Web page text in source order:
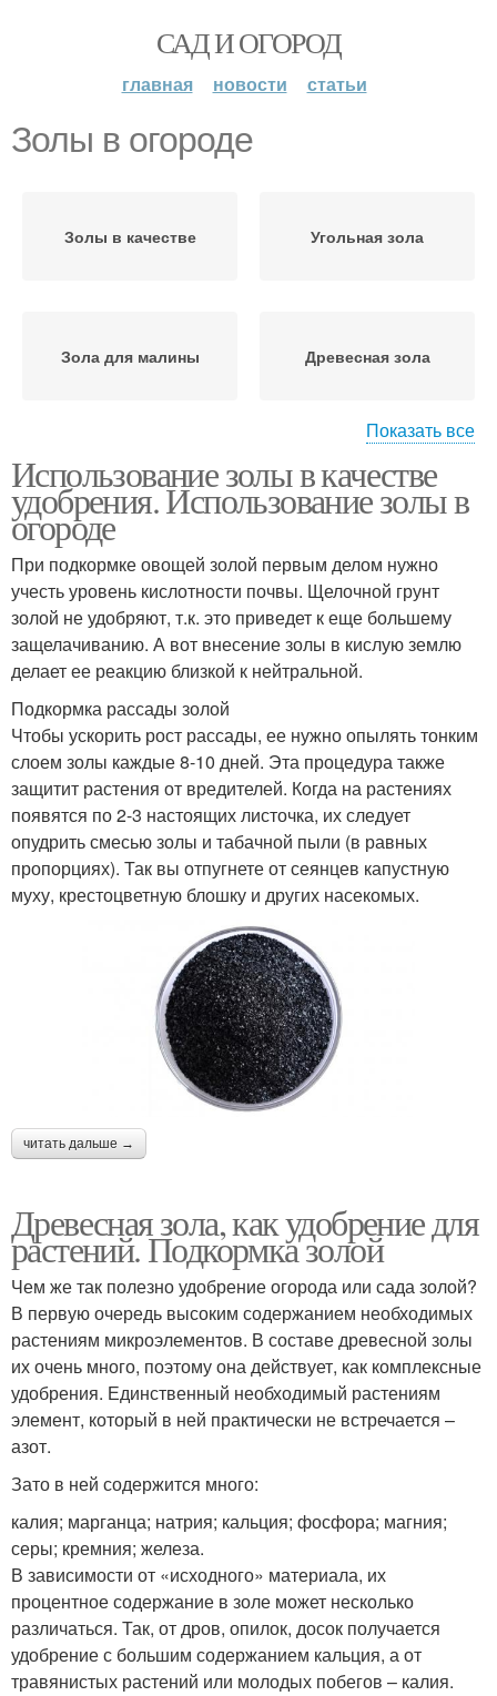
САД И ОГОРОД
главная новости статьи
Золы в огороде
Золы в качестве Угольная зола
Зола для малины Древесная зола
Зола для огурцов Зола в саду
Золы на огороде Зола в борьбе
Показать все
Использование золы в качестве
удобрения. Использование золы в
огороде
При подкормке овощей золой первым делом нужно
учесть уровень кислотности почвы. Щелочной грунт
золой не удобряют, т.к. это приведет к еще большему
защелачиванию. А вот внесение золы в кислую землю
делает ее реакцию близкой к нейтральной.
Подкормка рассады золой
Чтобы ускорить рост рассады, ее нужно опылять тонким
слоем золы каждые 8-10 дней. Эта процедура также
защитит растения от вредителей. Когда на растениях
появятся по 2-3 настоящих листочка, их следует
опудрить смесью золы и табачной пыли (в равных
пропорциях). Так вы отпугнете от сеянцев капустную
муху, крестоцветную блошку и других насекомых.
читать дальше →
Древесная зола, как удобрение для
растений. Подкормка золой
Чем же так полезно удобрение огорода или сада золой?
В первую очередь высоким содержанием необходимых
растениям микроэлементов. В составе древесной золы
их очень много, поэтому она действует, как комплексные
удобрения. Единственный необходимый растениям
элемент, который в ней практически не встречается –
азот.
Зато в ней содержится много:
калия; марганца; натрия; кальция; фосфора; магния;
серы; кремния; железа.
В зависимости от «исходного» материала, их
процентное содержание в золе может несколько
различаться. Так, от дров, опилок, досок получается
удобрение с большим содержанием кальция, а от
травянистых растений или молодых побегов – калия.